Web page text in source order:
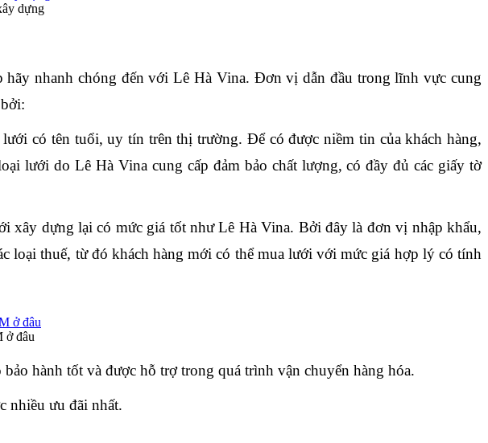
dựng
nhanh chóng đến với Lê Hà Vina. Đơn vị dẫn đầu trong lĩnh vực cung
có tên tuổi, uy tín trên thị trường. Để có được niềm tin của khách hàng,
lưới do Lê Hà Vina cung cấp đảm bảo chất lượng, có đầy đủ các giấy tờ
xây dựng lại có mức giá tốt như Lê Hà Vina. Bởi đây là đơn vị nhập khẩu,
loại thuế, từ đó khách hàng mới có thể mua lưới với mức giá hợp lý có tính
ở đâu
hành tốt và được hỗ trợ trong quá trình vận chuyển hàng hóa.
nhiều ưu đãi nhất.